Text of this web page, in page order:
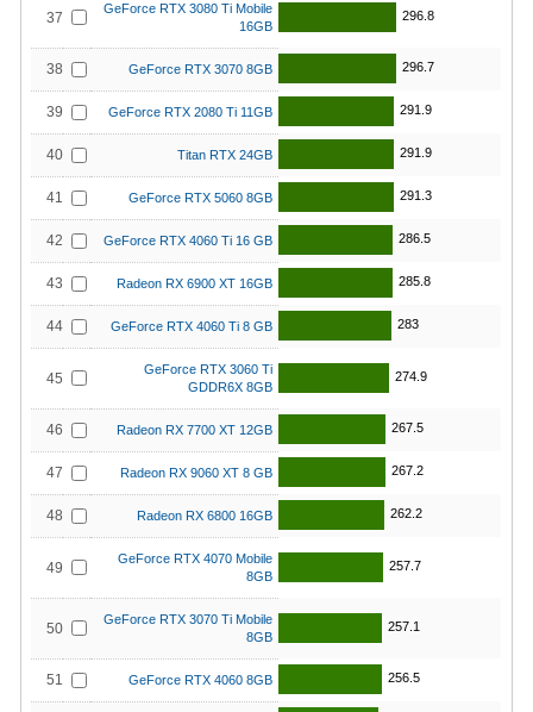
37
GeForce RTX 3080 Ti Mobile
16GB
296.8
38 GeForce RTX 3070 8GB 296.7
39 GeForce RTX 2080 Ti 11GB 291.9
40 Titan RTX 24GB 291.9
41 GeForce RTX 5060 8GB 291.3
42 GeForce RTX 4060 Ti 16 GB 286.5
43 Radeon RX 6900 XT 16GB 285.8
44 GeForce RTX 4060 Ti 8 GB 283
45
GeForce RTX 3060 Ti
GDDR6X 8GB
274.9
46 Radeon RX 7700 XT 12GB 267.5
47 Radeon RX 9060 XT 8 GB 267.2
48 Radeon RX 6800 16GB 262.2
49
GeForce RTX 4070 Mobile
8GB
257.7
50
GeForce RTX 3070 Ti Mobile
8GB
257.1
51 GeForce RTX 4060 8GB 256.5